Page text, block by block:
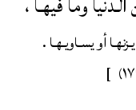
أو يسـاويـهـا .